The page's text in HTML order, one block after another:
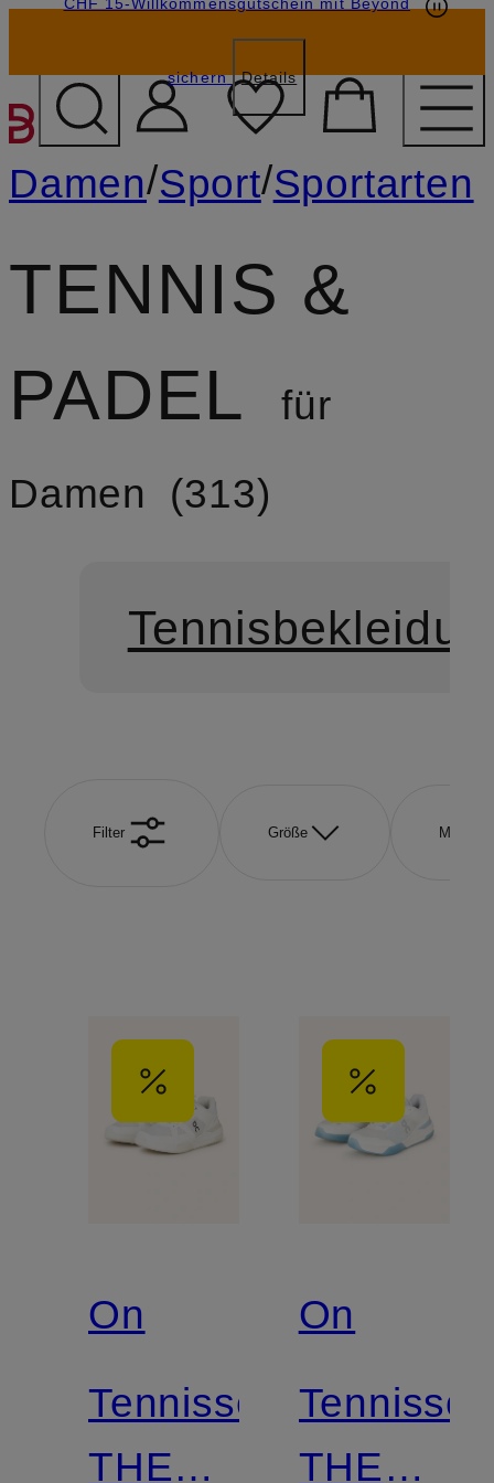
ZUM HAUPTINHALT
sichern Details
Damen/Sport/Sportarten
TENNIS &
PADEL
für
Damen
313
Filter Größe Marke
On
Tennisschuhe
THE
On
THE